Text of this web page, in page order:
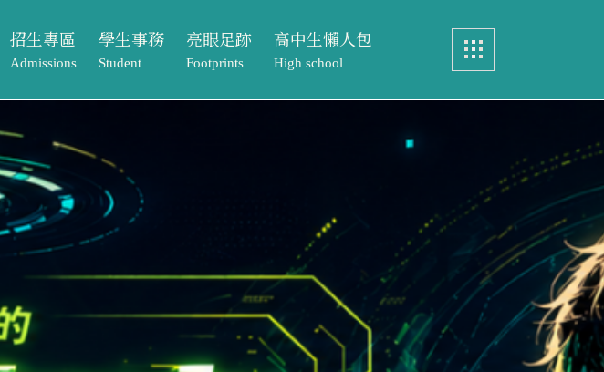
招生專區
Admissions
境外生
學生事務
Student
系學會
系友專區
亮眼足跡
Footprints
專案實習
歷屆研究生論文
成果與榮耀
高中生懶人包
High school
教務處專區
學生事務
Student
獎助學金
專案實習
歷屆研究生論文
認識中語系
特色課程
教務處專區
元智文學獎高中組